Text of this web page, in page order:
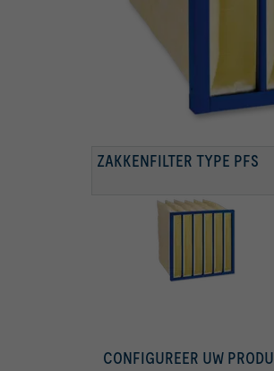
ZAKKENFILTER TYPE PFS
Certificering EUROVENT
CONFIGUREER UW